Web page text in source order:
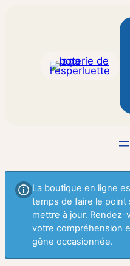
La boutique en ligne
temps de faire le point
mettre à jour.
votre compréhension
gêne occasionnée.